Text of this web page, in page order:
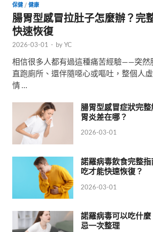
保健 / 健康
腸胃型感冒拉肚子怎麼辦？完
快速恢復
2026-03-01 - byYC
相信很多人都有過這種痛苦經驗——突然
直跑廁所、還伴隨噁心或嘔吐，整個人
情 …
腸胃型感冒症狀完
胃炎差在哪？
2026-03-01
諾羅病毒飲食完整
吃才能快速恢復？
2026-03-01
諾羅病毒可以吃什
忌一次整理